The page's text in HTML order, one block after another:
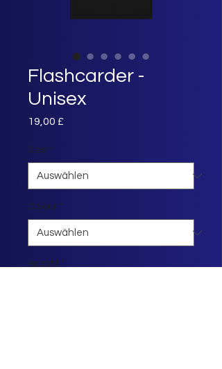
Flashcarder -
Unisex
19,00 £Preis
Size *
Colour *
Anzahl *